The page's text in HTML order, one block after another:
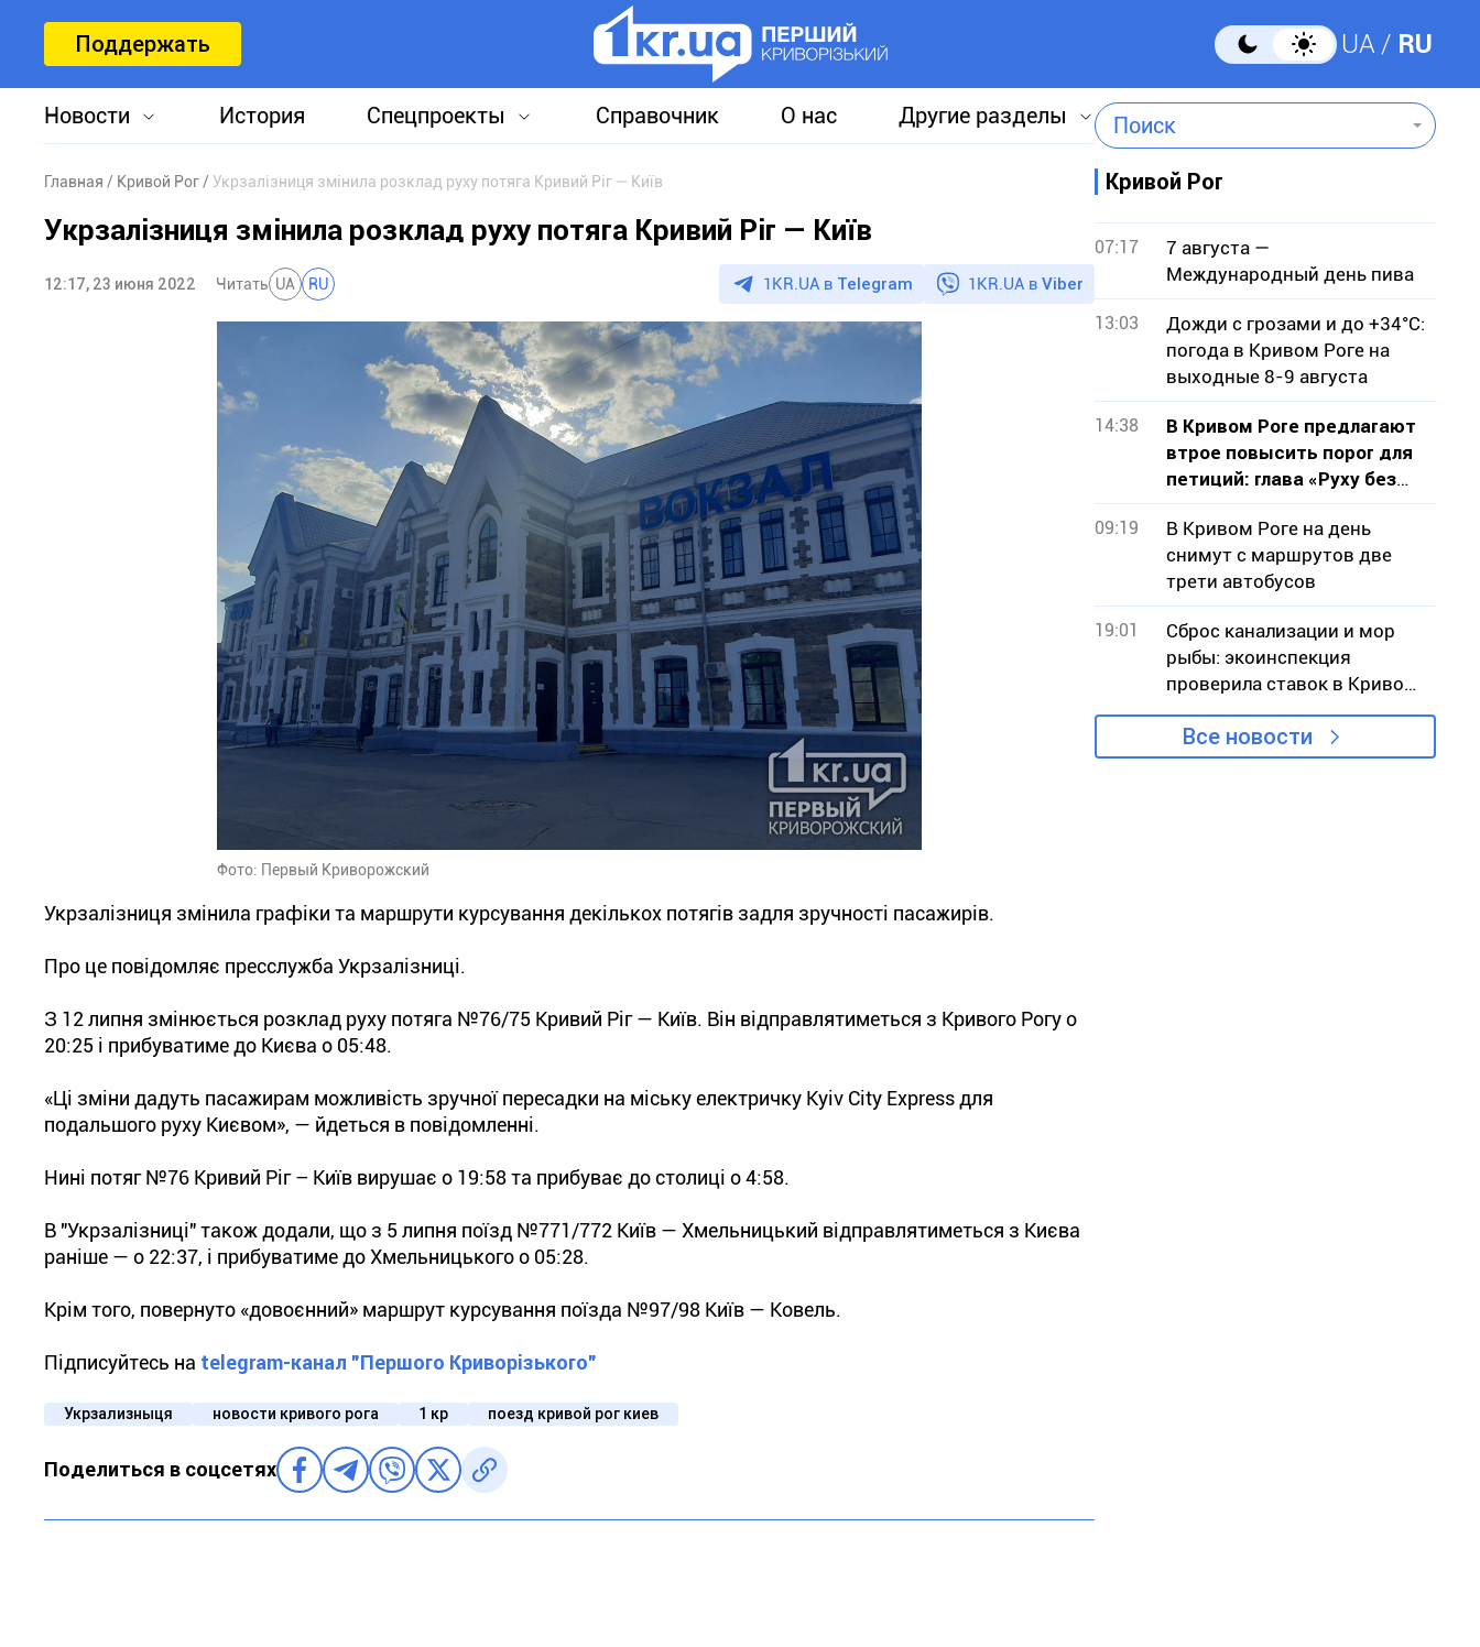
Поддержать UA RU
Новости История Спецпроекты Справочник О нас Другие разделы Поиск
Главная Кривой Рог Укрзалізниця змінила розклад руху потяга Кривий Ріг — Київ
Укрзалізниця змінила розклад руху потяга Кривий Ріг — Київ
12:17, 23 июня 2022 Читать UA RU 1KR.UA в Telegram 1KR.UA в Viber
Фото: Первый Криворожский
Укрзалізниця змінила графіки та маршрути курсування декількох потягів задля зручності пасажирів.
Про це повідомляє пресслужба Укрзалізниці.
З 12 липня змінюється розклад руху потяга №76/75 Кривий Ріг — Київ. Він відправлятиметься з Кривого Рогу о
20:25 і прибуватиме до Києва о 05:48.
«Ці зміни дадуть пасажирам можливість зручної пересадки на міську електричку Kyiv City Express для
подальшого руху Києвом», — йдеться в повідомленні.
Нині потяг №76 Кривий Ріг – Київ вирушає о 19:58 та прибуває до столиці о 4:58.
В "Укрзалізниці" також додали, що з 5 липня поїзд №771/772 Київ — Хмельницький відправлятиметься з Києва
раніше — о 22:37, і прибуватиме до Хмельницького о 05:28.
Крім того, повернуто «довоєнний» маршрут курсування поїзда №97/98 Київ — Ковель.
Підписуйтесь на telegram-канал "Першого Криворізького"
Укрзализныця новости кривого рога 1 кр поезд кривой рог киев
Поделиться в соцсетях
Кривой Рог
07:17
7 августа —
Международный день пива
13:03
Дожди с грозами и до +34°С:
погода в Кривом Роге на
выходные 8-9 августа
14:38
В Кривом Роге предлагают
втрое повысить порог для
петиций: глава «Руху без
меж» обратился к власти с
критикой проекта
09:19
В Кривом Роге на день
снимут с маршрутов две
трети автобусов
19:01
Сброс канализации и мор
рыбы: экоинспекция
проверила ставок в Кривом
Роге
Все новости